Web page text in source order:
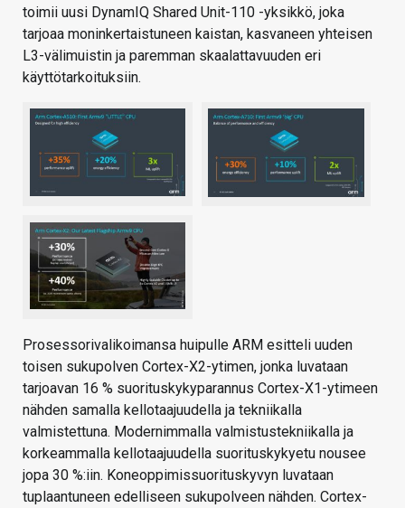
toimii uusi DynamIQ Shared Unit-110 -yksikkö, joka
tarjoaa moninkertaistuneen kaistan, kasvaneen yhteisen
L3-välimuistin ja paremman skaalattavuuden eri
käyttötarkoituksiin.
Prosessorivalikoimansa huipulle ARM esitteli uuden
toisen sukupolven Cortex-X2-ytimen, jonka luvataan
tarjoavan 16 % suorituskykyparannus Cortex-X1-ytimeen
nähden samalla kellotaajuudella ja tekniikalla
valmistettuna. Modernimmalla valmistustekniikalla ja
korkeammalla kellotaajuudella suorituskykyetu nousee
jopa 30 %:iin. Koneoppimissuorituskyvyn luvataan
tuplaantuneen edelliseen sukupolveen nähden. Cortex-